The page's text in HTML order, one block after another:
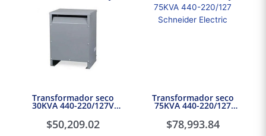
Transformador seco
30KVA 440-220/127V
$50,209.02
Transformador seco
75KVA 440-220/127
$78,993.84